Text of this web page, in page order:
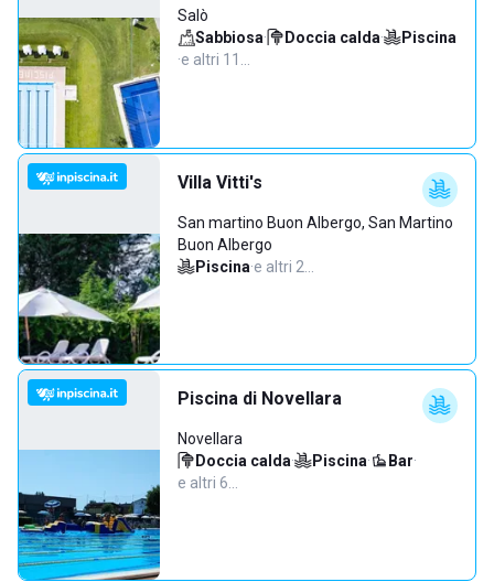
Salò
Sabbiosa· Doccia calda·
Piscina
·e altri 11…
Villa Vitti's
San martino Buon Albergo, San Martino
Buon Albergo
Piscina·e altri 2…
Piscina di Novellara
Novellara
Doccia calda· Piscina· Bar·
e altri 6…